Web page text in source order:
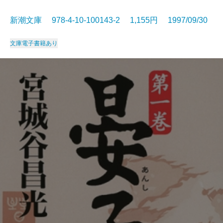
新潮文庫 978-4-10-100143-2 1,155円 1997/09/30
文庫電子書籍あり